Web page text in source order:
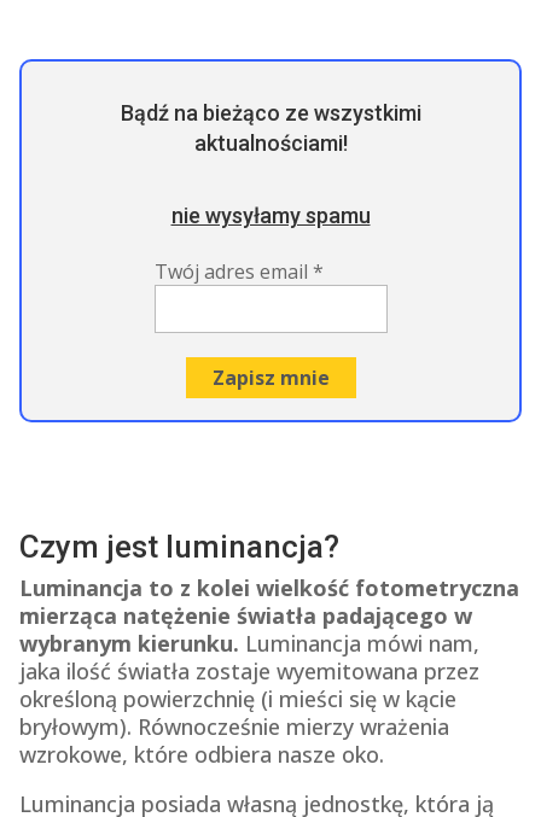
Bądź na bieżąco ze wszystkimi
aktualnościami!
nie wysyłamy spamu
Twój adres email *
Czym jest luminancja?
Luminancja to z kolei wielkość fotometryczna
mierząca natężenie światła padającego w
wybranym kierunku. Luminancja mówi nam,
jaka ilość światła zostaje wyemitowana przez
określoną powierzchnię (i mieści się w kącie
bryłowym). Równocześnie mierzy wrażenia
wzrokowe, które odbiera nasze oko.
Luminancja posiada własną jednostkę, która ją